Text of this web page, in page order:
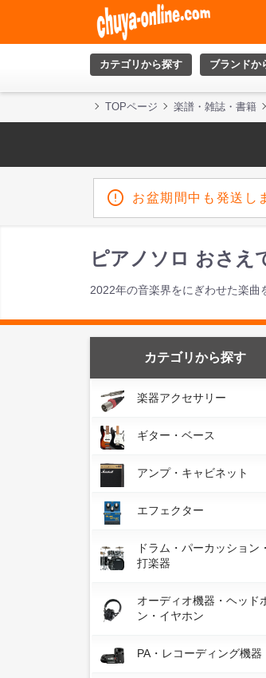
カテゴリから探す ブランドか
TOPページ 楽譜・雑誌・書籍
お盆期間中も発送し
ピアノソロ おさえ
2022年の音楽界をにぎわせた楽曲
カテゴリから探す
楽器アクセサリー
ギター・ベース
アンプ・キャビネット
エフェクター
ドラム・パーカッション・
打楽器
オーディオ機器・ヘッド
ン・イヤホン
PA・レコーディング機器